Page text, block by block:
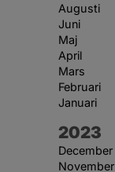
Augusti
Juni
Maj
April
Mars
Februari
Januari
År:
2023
December
November